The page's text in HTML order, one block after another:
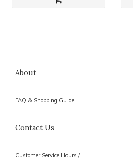
About
FAQ & Shopping Guide
Contact Us
Customer Service Hours /